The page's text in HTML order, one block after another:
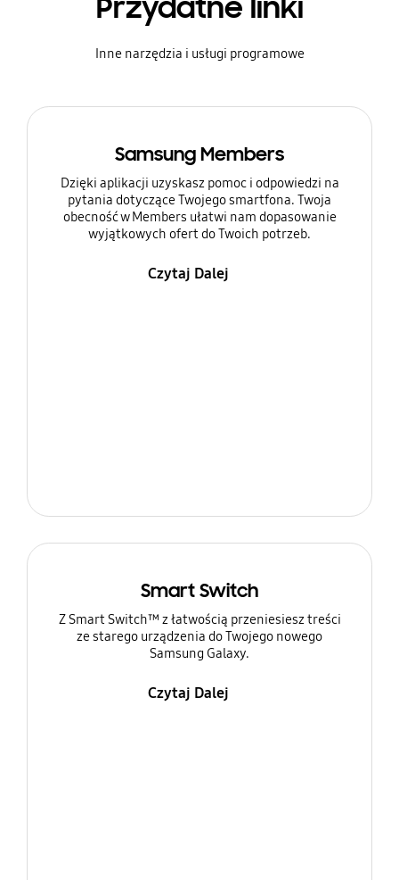
Przydatne linki
Inne narzędzia i usługi programowe
Samsung Members
Dzięki aplikacji uzyskasz pomoc i odpowiedzi na
pytania dotyczące Twojego smartfona. Twoja
obecność w Members ułatwi nam dopasowanie
wyjątkowych ofert do Twoich potrzeb.
Czytaj Dalej
Smart Switch
Z Smart Switch™ z łatwością przeniesiesz treści
ze starego urządzenia do Twojego nowego
Samsung Galaxy.
Czytaj Dalej